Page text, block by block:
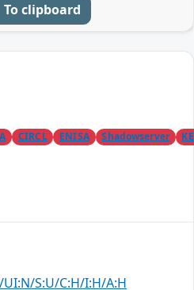
To clipboard
CIRCL ENISA Shadowserver
UI:N/S:U/C:H/I:H/A:H